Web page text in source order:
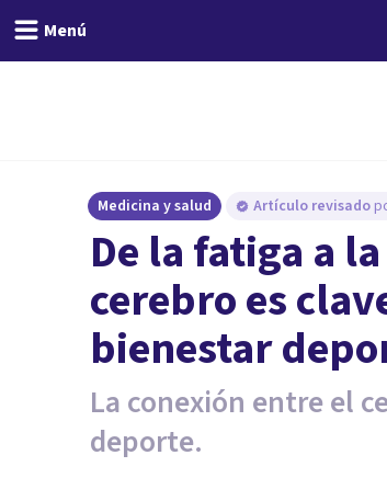
Menú
Medicina y salud Artículo revisado
De la fatiga a
cerebro es
bienestar
La conexión entre el
deporte.